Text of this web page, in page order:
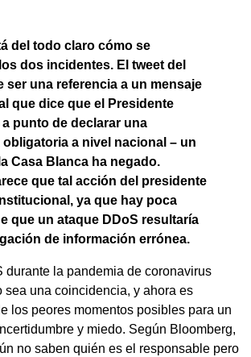
del todo claro cómo se
dos incidentes. El tweet del
ser una referencia a un mensaje
que dice que el Presidente
punto de declarar una
a nivel nacional – un
Casa Blanca ha negado.
que tal acción del presidente
ya que hay poca
que un ataque DDoS resultaría
de información errónea.
durante la pandemia de coronavirus
sea una coincidencia, y ahora es
los peores momentos posibles para un
y miedo. Según Bloomberg,
no saben quién es el responsable pero